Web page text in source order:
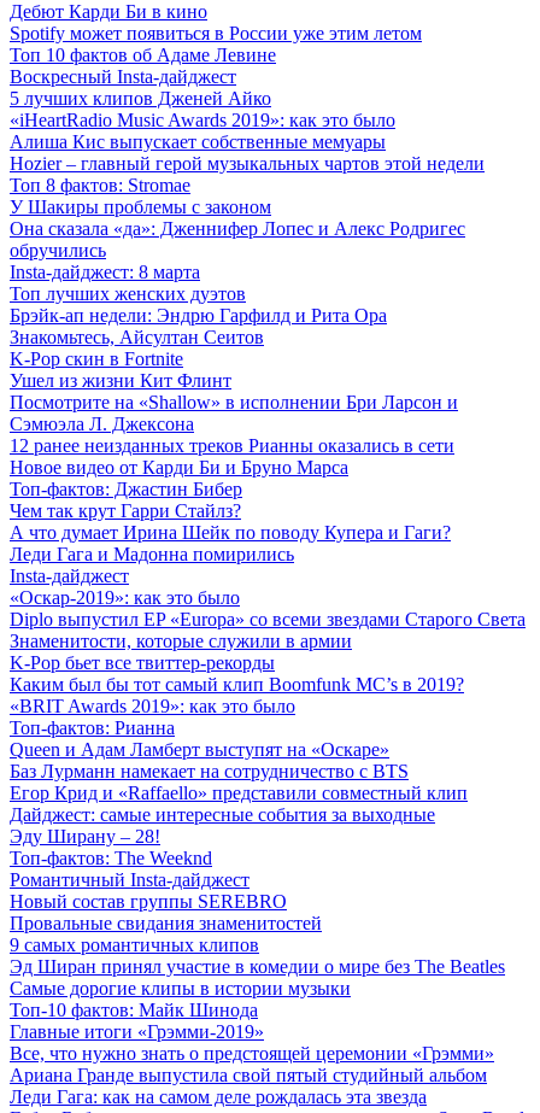
Дебют Карди Би в кино
Spotify может появиться в России уже этим летом
Топ 10 фактов об Адаме Левине
Воскресный Insta-дайджест
5 лучших клипов Дженей Айко
«iHeartRadio Music Awards 2019»: как это было
Алиша Кис выпускает собственные мемуары
Hozier – главный герой музыкальных чартов этой недели
Топ 8 фактов: Stromae
У Шакиры проблемы с законом
Она сказала «да»: Дженнифер Лопес и Алекс Родригес
обручились
Insta-дайджест: 8 марта
Топ лучших женских дуэтов
Брэйк-ап недели: Эндрю Гарфилд и Рита Ора
Знакомьтесь, Айсултан Сеитов
K-Pop скин в Fortnite
Ушел из жизни Кит Флинт
Посмотрите на «Shallow» в исполнении Бри Ларсон и
Сэмюэла Л. Джексона
12 ранее неизданных треков Рианны оказались в сети
Новое видео от Карди Би и Бруно Марса
Топ-фактов: Джастин Бибер
Чем так крут Гарри Стайлз?
А что думает Ирина Шейк по поводу Купера и Гаги?
Леди Гага и Мадонна помирились
Insta-дайджест
«Оскар-2019»: как это было
Diplo выпустил EP «Europa» со всеми звездами Старого Света
Знаменитости, которые служили в армии
K-Pop бьет все твиттер-рекорды
Каким был бы тот самый клип Boomfunk MC’s в 2019?
«BRIT Awards 2019»: как это было
Топ-фактов: Рианна
Queen и Адам Ламберт выступят на «Оскаре»
Баз Лурманн намекает на сотрудничество с BTS
Егор Крид и «Raffaello» представили совместный клип
Дайджест: самые интересные события за выходные
Эду Ширану – 28!
Топ-фактов: The Weeknd
Романтичный Insta-дайджест
Новый состав группы SEREBRO
Провальные свидания знаменитостей
9 самых романтичных клипов
Эд Ширан принял участие в комедии о мире без The Beatles
Самые дорогие клипы в истории музыки
Топ-10 фактов: Майк Шинода
Главные итоги «Грэмми-2019»
Все, что нужно знать о предстоящей церемонии «Грэмми»
Ариана Гранде выпустила свой пятый студийный альбом
Леди Гага: как на самом деле рождалась эта звезда